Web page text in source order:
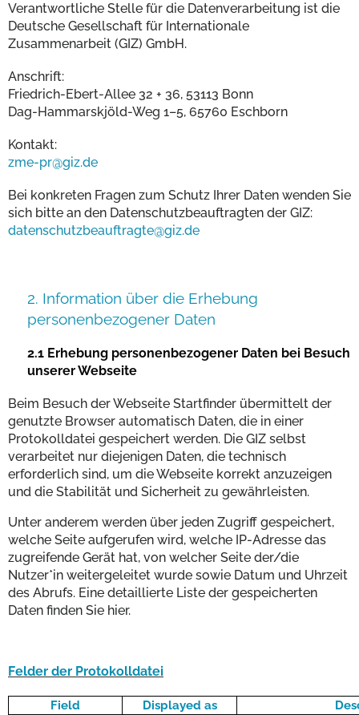
Verantwortliche Stelle für die Datenverarbeitung ist die
Deutsche Gesellschaft für Internationale
Zusammenarbeit (GIZ) GmbH.
Anschrift:
Friedrich-Ebert-Allee 32 + 36, 53113 Bonn
Dag-Hammarskjöld-Weg 1–5, 65760 Eschborn
Kontakt:
zme-pr@giz.de
Bei konkreten Fragen zum Schutz Ihrer Daten wenden Sie
sich bitte an den Datenschutzbeauftragten der GIZ:
datenschutzbeauftragte@giz.de
2. Information über die Erhebung
personenbezogener Daten
2.1 Erhebung personenbezogener Daten bei Besuch
unserer Webseite
Beim Besuch der Webseite Startfinder übermittelt der
genutzte Browser automatisch Daten, die in einer
Protokolldatei gespeichert werden. Die GIZ selbst
verarbeitet nur diejenigen Daten, die technisch
erforderlich sind, um die Webseite korrekt anzuzeigen
und die Stabilität und Sicherheit zu gewährleisten.
Unter anderem werden über jeden Zugriff gespeichert,
welche Seite aufgerufen wird, welche IP-Adresse das
zugreifende Gerät hat, von welcher Seite der/die
Nutzer*in weitergeleitet wurde sowie Datum und Uhrzeit
des Abrufs. Eine detaillierte Liste der gespeicherten
Daten finden Sie hier.
Felder der Protokolldatei
Field Displayed as